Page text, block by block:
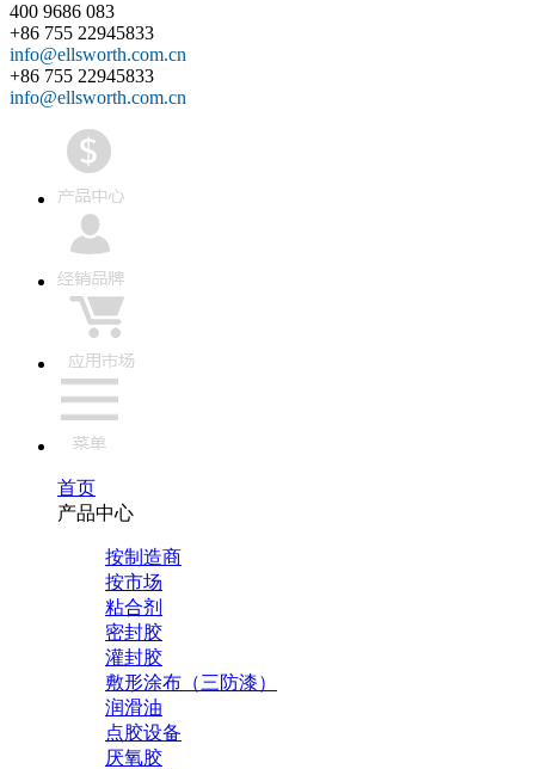
400 9686 083
+86 755 22945833
info@ellsworth.com.cn
+86 755 22945833
info@ellsworth.com.cn
首页
产品中心
按制造商
按市场
粘合剂
密封胶
灌封胶
敷形涂布（三防漆）
润滑油
点胶设备
厌氧胶